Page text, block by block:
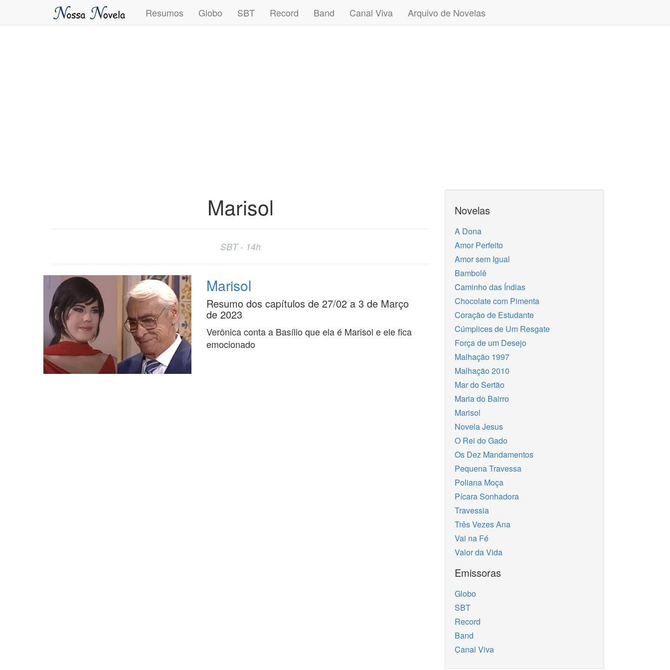
Resumos Globo SBT Record Band Canal Viva Arquivo de Novelas
Marisol
SBT - 14h
Marisol
Resumo dos capítulos de 27/02 a 3 de Março
de 2023
Verônica conta a Basílio que ela é Marisol e ele fica
emocionado
Novelas
A Dona
Amor Perfeito
Amor sem Igual
Bambolê
Caminho das Índias
Chocolate com Pimenta
Coração de Estudante
Cúmplices de Um Resgate
Força de um Desejo
Malhação 1997
Malhação 2010
Mar do Sertão
Maria do Bairro
Marisol
Novela Jesus
O Rei do Gado
Os Dez Mandamentos
Pequena Travessa
Poliana Moça
Pícara Sonhadora
Travessia
Três Vezes Ana
Vai na Fé
Valor da Vida
Emissoras
Globo
SBT
Record
Band
Canal Viva